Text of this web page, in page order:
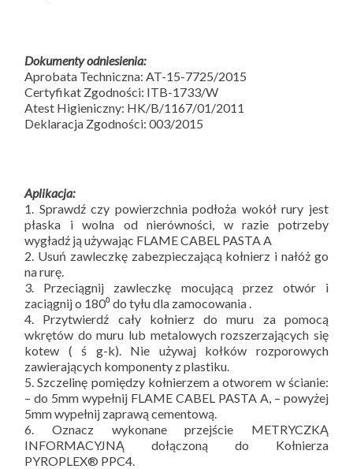
Dokumenty odniesienia:
Aprobata Techniczna: AT-15-7725/2015
Certyfikat Zgodności: ITB-1733/W
Atest Higieniczny: HK/B/1167/01/2011
Deklaracja Zgodności: 003/2015
Aplikacja:
1. Sprawdź czy powierzchnia podłoża wokół rury jest
płaska i wolna od nierówności, w razie potrzeby
wygładź ją używając FLAME CABEL PASTA A
2. Usuń zawleczkę zabezpieczającą kołnierz i nałóż go
na rurę.
3. Przeciągnij zawleczkę mocującą przez otwór i
zaciągnij o 180⁰ do tyłu dla zamocowania .
4. Przytwierdź cały kołnierz do muru za pomocą
wkrętów do muru lub metalowych rozszerzających się
kotew ( ś g-k). Nie używaj kołków rozporowych
zawierających komponenty z plastiku.
5. Szczelinę pomiędzy kołnierzem a otworem w ścianie:
– do 5mm wypełnij FLAME CABEL PASTA A, – powyżej
5mm wypełnij zaprawą cementową.
6. Oznacz wykonane przejście METRYCZKĄ
INFORMACYJNĄ dołączoną do Kołnierza
PYROPLEX® PPC4.